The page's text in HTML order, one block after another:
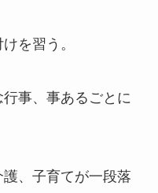
を習う。
事、事あるごとに
、子育てが一段落